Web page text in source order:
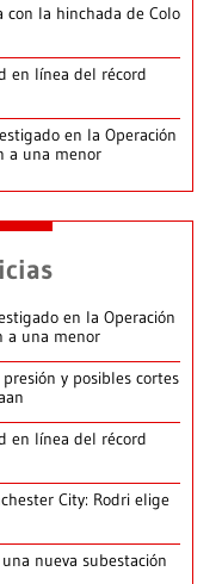
con la hinchada de Colo
en línea del récord
en la Operación
a una menor
en la Operación
a una menor
y posibles cortes
en línea del récord
City: Rodri elige
nueva subestación